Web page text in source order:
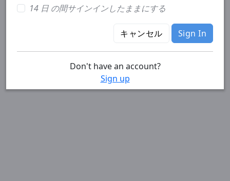
14 日 の間サインインしたままにする
キャンセル Sign In
Don't have an account?
Sign up